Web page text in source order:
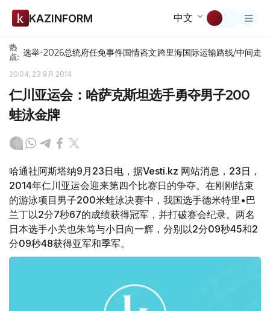
KAZINFORM 中文
热
点: 选举-2026总统府任免事件国情咨文跨里海国际运输路线/中间走廊
20:04, 23 9月 2014
仁川亚运会：哈萨克斯坦选手勇夺男子200
蛙泳金牌
哈通社阿斯塔纳9月23日电，据Vesti.kz 网站消息，23日，
2014年仁川亚运会迎来第四个比赛日的争夺。在刚刚结束
的游泳项目男子200米蛙泳决赛中，我国选手德米特里•巴
兰丁以2分7秒67的成绩获得冠军，并打破赛会纪录。两名
日本选手小关也朱笃与小日向一辉，分别以2分09秒45和2
分09秒48获得亚军和季军。